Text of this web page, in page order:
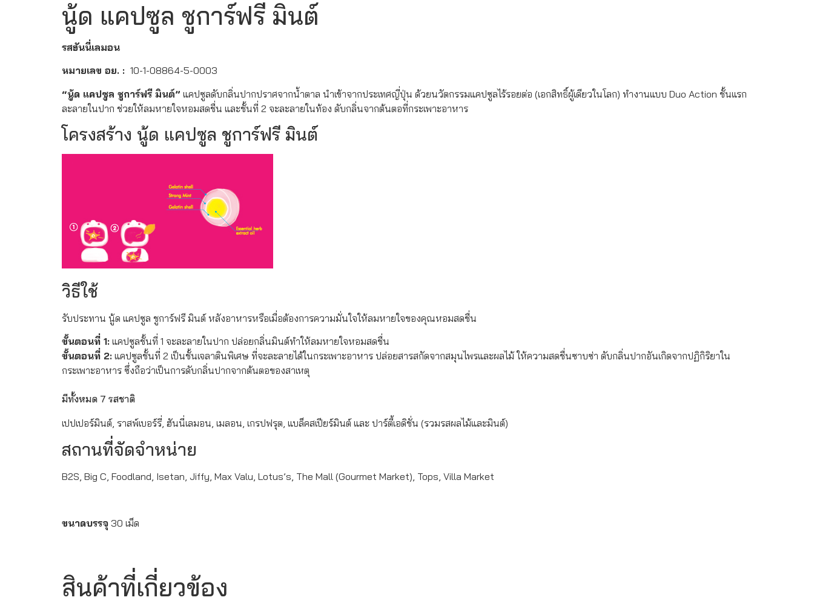
นู้ด แคปซูล ชูการ์ฟรี มินต์
รสฮันนี่เลมอน
หมายเลข อย. : 10-1-08864-5-0003
“นู้ด แคปซูล ชูการ์ฟรี มินต์” แคปซูลดับกลิ่นปากปราศจากน้ำตาล นำเข้าจากประเทศญี่ปุ่น ด้วยนวัตกรรมแคปซูลไร้รอยต่อ (เอกสิทธิ์ผู้เดียวในโลก) ทำงานแบบ Duo Action ชั้นแรก
ละลายในปาก ช่วยให้ลมหายใจหอมสดชื่น และชั้นที่ 2 จะละลายในท้อง ดับกลิ่นจากต้นตอที่กระเพาะอาหาร
โครงสร้าง นู้ด แคปซูล ชูการ์ฟรี มินต์
วิธีใช้
รับประทาน นู้ด แคปซูล ชูการ์ฟรี มินต์ หลังอาหารหรือเมื่อต้องการความมั่นใจให้ลมหายใจของคุณหอมสดชื่น
ขั้นตอนที่ 1: แคปซูลชั้นที่ 1 จะละลายในปาก ปล่อยกลิ่นมินต์ทำให้ลมหายใจหอมสดชื่น
ขั้นตอนที่ 2: แคปซูลชั้นที่ 2 เป็นชั้นเจลาตินพิเศษ ที่จะละลายได้ในกระเพาะอาหาร ปล่อยสารสกัดจากสมุนไพรและผลไม้ ให้ความสดชื่นซาบซ่า ดับกลิ่นปากอันเกิดจากปฏิกิริยาใน
กระเพาะอาหาร ซึ่งถือว่าเป็นการดับกลิ่นปากจากต้นตอของสาเหตุ
มีทั้งหมด 7 รสชาติ
เปปเปอร์มินต์, ราสพ์เบอร์รี่, ฮันนี่เลมอน, เมลอน, เกรปฟรุต, แบล็คสเปียร์มินต์ และ ปาร์ตี้เอดิชั่น (รวมรสผลไม้และมินต์)
สถานที่จัดจำหน่าย
B2S, Big C, Foodland, Isetan, Jiffy, Max Valu, Lotus’s, The Mall (Gourmet Market), Tops, Villa Market
ขนาดบรรจุ 30 เม็ด
สินค้าที่เกี่ยวข้อง